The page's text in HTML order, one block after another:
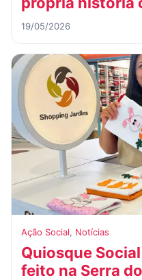
19/05/2026
Ação Social, Notícias
Quiosque
feito na Serra